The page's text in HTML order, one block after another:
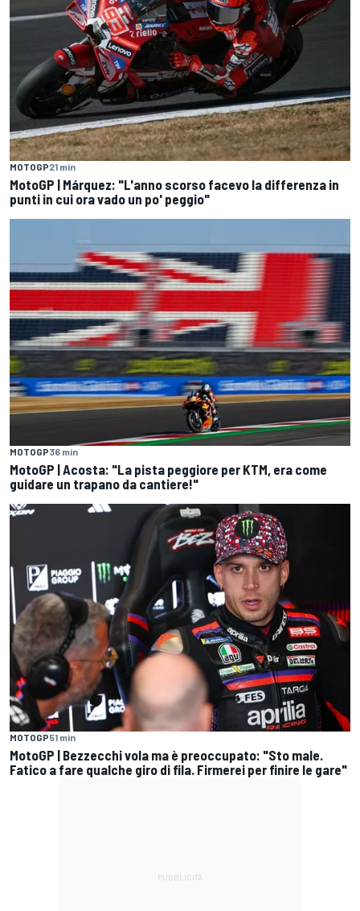
MOTOGP21 min
MotoGP | Márquez: "L'anno scorso facevo la differenza in
punti in cui ora vado un po' peggio"
MOTOGP36 min
MotoGP | Acosta: "La pista peggiore per KTM, era come
guidare un trapano da cantiere!"
MOTOGP51 min
MotoGP | Bezzecchi vola ma è preoccupato: "Sto male.
Fatico a fare qualche giro di fila. Firmerei per finire le gare"